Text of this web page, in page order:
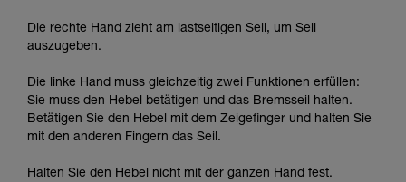
Die rechte Hand zieht am lastseitigen Seil, um Seil
auszugeben.
Die linke Hand muss gleichzeitig zwei Funktionen erfüllen:
Sie muss den Hebel betätigen und das Bremsseil halten.
Betätigen Sie den Hebel mit dem Zeigefinger und halten Sie
mit den anderen Fingern das Seil.
Halten Sie den Hebel nicht mit der ganzen Hand fest.